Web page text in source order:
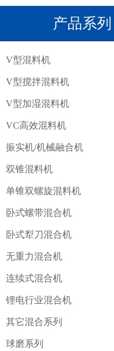
产品系列
V型混料机
V型搅拌混料机
V型加湿混料机
VC高效混料机
振实机/机械融合机
双锥混料机
单锥双螺旋混料机
卧式螺带混合机
卧式犁刀混合机
无重力混合机
连续式混合机
锂电行业混合机
其它混合系列
球磨系列